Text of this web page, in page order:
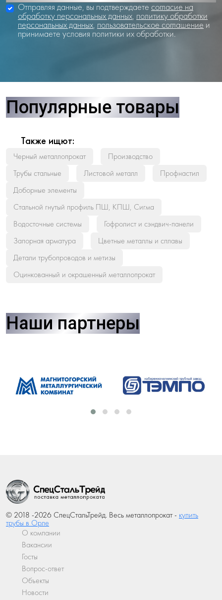
Отправляя данные, вы подтверждаете согласие на
обработку персональных данных, политику обработки
персональных данных, пользовательское соглашение и
принимаете условия политики их обработки.
Популярные товары
Также ищют:
Черный металлопрокат
Производство
Трубы стальные
Листовой металл
Профнастил
Доборные элементы
Стальной гнутый профиль ПШ, КПШ, Сигма
Водосточные системы
Гофролист и сэндвич-панели
Запорная арматура
Цветные металлы и сплавы
Детали трубопроводов и метизы
Оцинкованный и окрашенный металлопрокат
Наши партнеры
© 2018 -2026 СпецСтальТрейд. Весь металлопрокат - купить
трубы в Орле
О компании
Вакансии
Госты
Вопрос-ответ
Объекты
Новости